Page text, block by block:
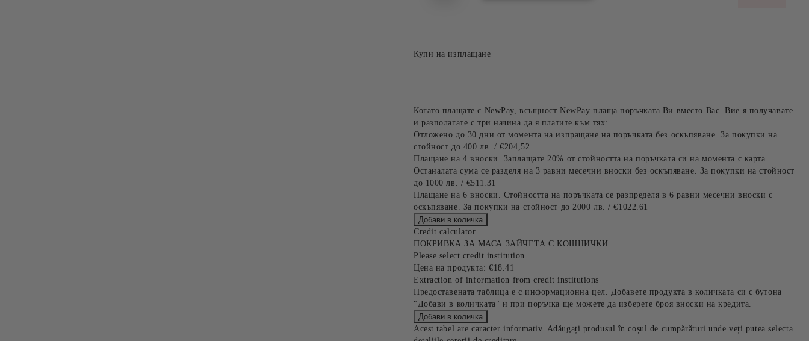
Купи на изплащане
Когато плащате с NewPay, всъщност NewPay плаща поръчката Ви вместо Вас. Вие я получавате
и разполагате с три начина да я платите към тях:
Отложено до 30 дни от момента на изпращане на поръчката без оскъпяване. За покупки на
стойност до 400 лв. / €204,52
Плащане на 4 вноски. Заплащате 20% от стойността на поръчката си на момента с карта.
Останалата сума се разделя на 3 равни месечни вноски без оскъпяване. За покупки на стойност
до 1000 лв. / €511.31
Плащане на 6 вноски. Стойността на поръчката се разпределя в 6 равни месечни вноски с
оскъпяване. За покупки на стойност до 2000 лв. / €1022.61
Credit calculator
ПОКРИВКА ЗА МАСА ЗАЙЧЕТА С КОШНИЧКИ
Please select credit institution
Цена на продукта: €18.41
Extraction of information from credit institutions
Предоставената таблица е с информационна цел. Добавете продукта в количката си с бутона
"Добави в количката" и при поръчка ще можете да изберете броя вноски на кредита.
Acest tabel are caracter informativ. Adăugați produsul în coșul de cumpărături unde veți putea selecta